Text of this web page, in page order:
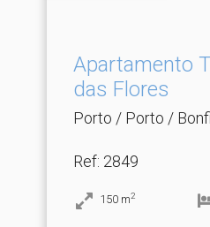
Apartamento
das Flores
Porto / Porto /
Ref: 2849
150 m2